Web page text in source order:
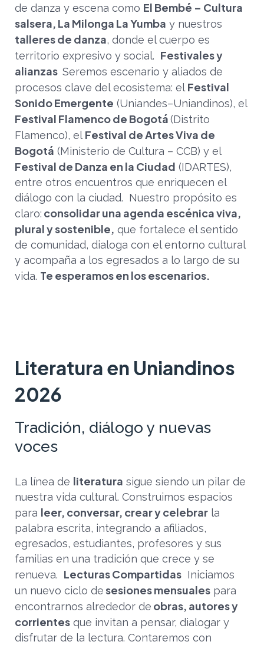
de danza y escena como El Bembé – Cultura
salsera, La Milonga La Yumba y nuestros
talleres de danza, donde el cuerpo es
territorio expresivo y social. Festivales y
alianzas Seremos escenario y aliados de
procesos clave del ecosistema: el Festival
Sonido Emergente (Uniandes–Uniandinos), el
Festival Flamenco de Bogotá(Distrito
Flamenco), el Festival de Artes Viva de
Bogotá (Ministerio de Cultura – CCB) y el
Festival de Danza en la Ciudad (IDARTES),
entre otros encuentros que enriquecen el
diálogo con la ciudad. Nuestro propósito es
claro: consolidar una agenda escénica viva,
plural y sostenible, que fortalece el sentido
de comunidad, dialoga con el entorno cultural
y acompaña a los egresados a lo largo de su
vida. Te esperamos en los escenarios.
Literatura en Uniandinos
2026
Tradición, diálogo y nuevas
voces
La línea de literatura sigue siendo un pilar de
nuestra vida cultural. Construimos espacios
para leer, conversar, crear y celebrar la
palabra escrita, integrando a afiliados,
egresados, estudiantes, profesores y sus
familias en una tradición que crece y se
renueva. Lecturas Compartidas Iniciamos
un nuevo ciclo desesiones mensuales para
encontrarnos alrededor de obras, autores y
corrientes que invitan a pensar, dialogar y
disfrutar de la lectura. Contaremos con